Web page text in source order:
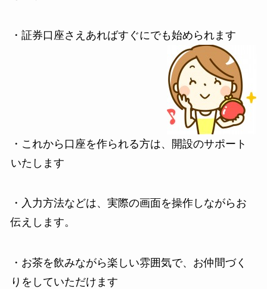
・証券口座さえあればすぐにでも始められます
・これから口座を作られる方は、開設のサポート
いたします
・入力方法などは、実際の画面を操作しながらお
伝えします。
・お茶を飲みながら楽しい雰囲気で、お仲間づく
りをしていただけます